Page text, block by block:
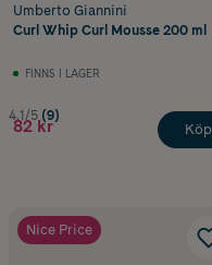
Umberto Giannini
Curl Whip Curl Mousse 200 ml
FINNS I LAGER
4.1/5 (9)
82 kr Köp
Nice Price